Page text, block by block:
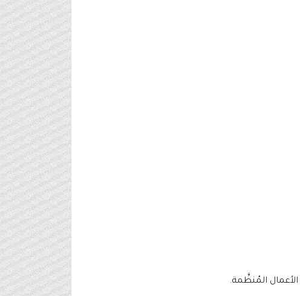
الأعمال المُنظَّمة.